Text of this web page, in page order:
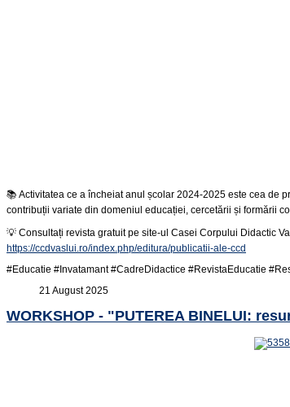
📚 Activitatea ce a încheiat anul școlar 2024-2025 este cea de
contribuții variate din domeniul educației, cercetării și formării
💡 Consultați revista gratuit pe site-ul Casei Corpului Didactic
https://ccdvaslui.ro/index.php/editura/publicatii-ale-ccd
#Educatie #Invatamant #CadreDidactice #RevistaEducatie
21 August 2025
WORKSHOP - "PUTEREA BINELUI: